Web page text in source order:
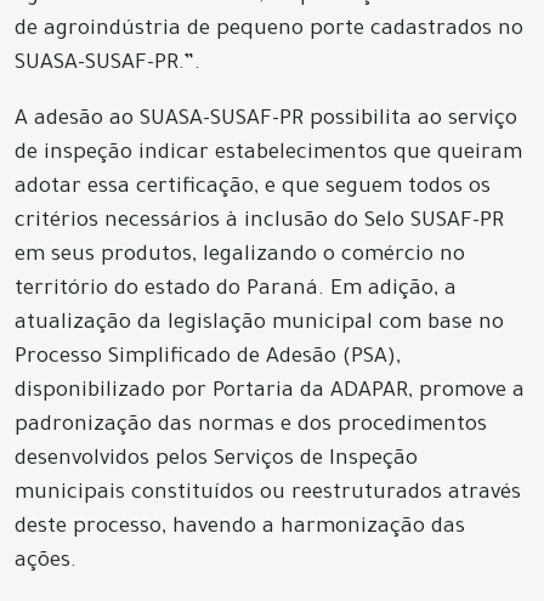
de agroindústria de pequeno porte cadastrados no
SUASA-SUSAF-PR.”.
A adesão ao SUASA-SUSAF-PR possibilita ao serviço
de inspeção indicar estabelecimentos que queiram
adotar essa certificação, e que seguem todos os
critérios necessários à inclusão do Selo SUSAF-PR
em seus produtos, legalizando o comércio no
território do estado do Paraná. Em adição, a
atualização da legislação municipal com base no
Processo Simplificado de Adesão (PSA),
disponibilizado por Portaria da ADAPAR, promove a
padronização das normas e dos procedimentos
desenvolvidos pelos Serviços de Inspeção
municipais constituídos ou reestruturados através
deste processo, havendo a harmonização das
ações.